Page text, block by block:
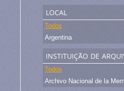
local
Todos
Argentina
instituição de
Todos
Archivo Nacional de la